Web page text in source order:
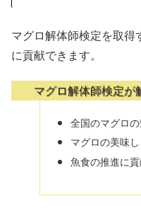
マグロ解体師検定を取
に貢献できます。
マグロ解体師検定が
全国のマグロ
マグロの美味
魚食の推進に